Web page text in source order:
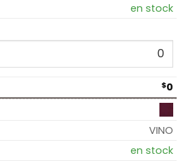
en stock
$0
VINO
en stock